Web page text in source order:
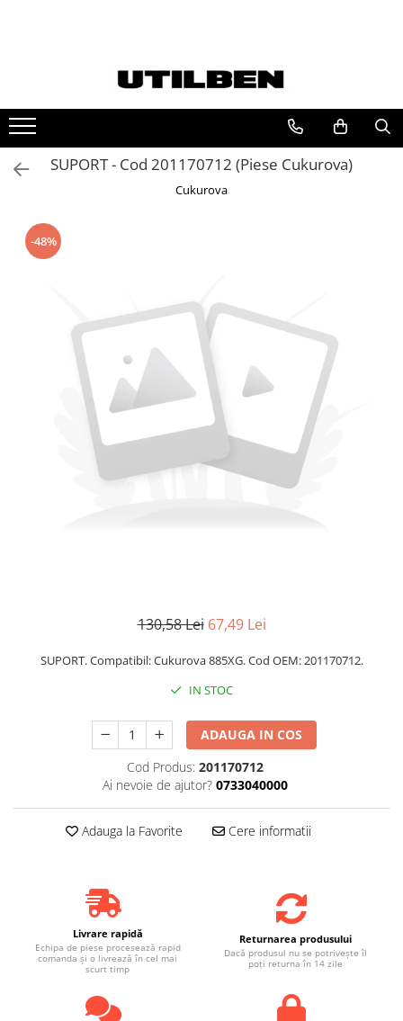
Ulei
Filtre
Picon / Ciocan hidraulic
Ulei JCB
Ulei motor JCB
Ulei hidraulic JCB
Ulei punte JCB
Ulei AVISTA
FILTRU ULEI JCB
FILTRU AER JCB
FILTRU HIDRAULIC JCB
SUPORT - Cod 201170712 (Piese Cukurova)
Cukurova
-48%
130,58 Lei 67,49 Lei
SUPORT. Compatibil: Cukurova 885XG. Cod OEM: 201170712.
IN STOC
ADAUGA IN COS
Cod Produs: 201170712
Ai nevoie de ajutor? 0733040000
Adauga la Favorite Cere informatii
Livrare rapidă
Echipa de piese procesează rapid
comanda și o livrează în cel mai
scurt timp
Returnarea produsului
Dacă produsul nu se potrivește îl
poți returna în 14 zile